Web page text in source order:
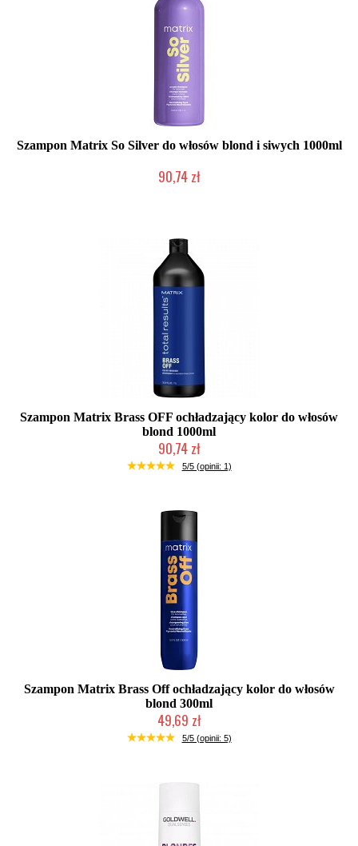
Szampon Matrix So Silver do włosów blond i siwych 1000ml
90,74 zł
Szampon Matrix Brass OFF ochładzający kolor do włosów
blond 1000ml
90,74 zł
Duża ilość (wysyłka w 24h)
5/5 (opinii: 1)
Szampon Matrix Brass Off ochładzający kolor do włosów
blond 300ml
49,69 zł
Duża ilość (wysyłka w 24h)
5/5 (opinii: 5)